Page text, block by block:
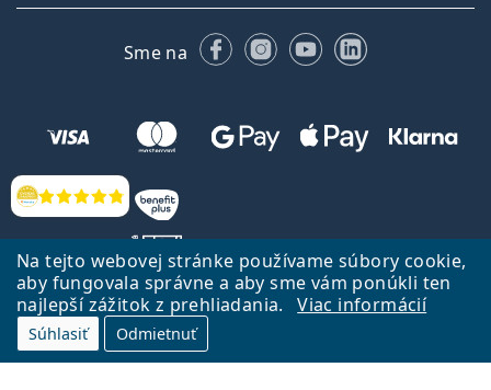
Na tejto webovej stránke používame súbory cookie,
aby fungovala správne a aby sme vám ponúkli ten
najlepší zážitok z prehliadania.
Viac informácií
Súhlasiť Odmietnuť
Hodnotenia
Sme na FacebookuInstagrame
YouTubeLinkedIn
Späť na Úvodnu stránku
Lentiamo.sk vlastní a prevádzkuje spoločnosť Lentiamo s.r.o., Česká